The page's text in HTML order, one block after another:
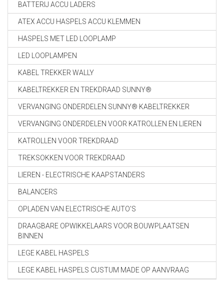
BATTERIJ ACCU LADERS
ATEX ACCU HASPELS ACCU KLEMMEN
HASPELS MET LED LOOPLAMP
LED LOOPLAMPEN
KABEL TREKKER WALLY
KABELTREKKER EN TREKDRAAD SUNNY®
VERVANGING ONDERDELEN SUNNY® KABELTREKKER
VERVANGING ONDERDELEN VOOR KATROLLEN EN LIEREN
KATROLLEN VOOR TREKDRAAD
TREKSOKKEN VOOR TREKDRAAD
LIEREN - ELECTRISCHE KAAPSTANDERS
BALANCERS
OPLADEN VAN ELECTRISCHE AUTO'S
DRAAGBARE OPWIKKELAARS VOOR BOUWPLAATSEN
BINNEN
LEGE KABEL HASPELS
LEGE KABEL HASPELS CUSTUM MADE OP AANVRAAG